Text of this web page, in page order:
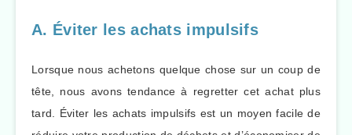
A. Éviter les achats impulsifs
Lorsque nous achetons quelque chose sur un coup de
tête, nous avons tendance à regretter cet achat plus
tard. Éviter les achats impulsifs est un moyen facile de